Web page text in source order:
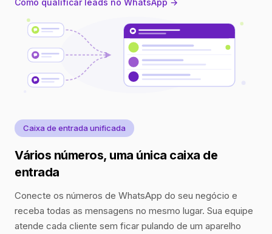
Como qualificar leads no WhatsApp →
Caixa de entrada unificada
Vários números, uma única caixa de
entrada
Conecte os números de WhatsApp do seu negócio e
receba todas as mensagens no mesmo lugar. Sua equipe
atende cada cliente sem ficar pulando de um aparelho